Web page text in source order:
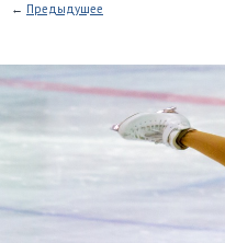
← Предыдущее